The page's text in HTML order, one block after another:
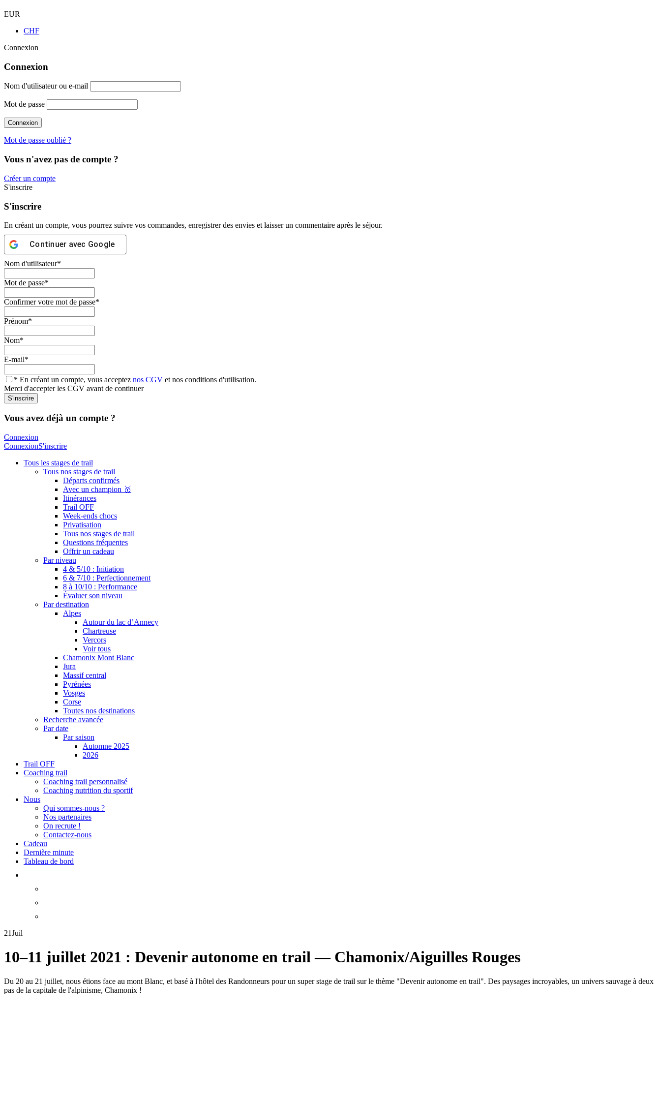
EUR
CHF
Connexion
Connexion
Nom d'utilisateur ou e-mail
Mot de passe
Mot de passe oublié ?
Vous n'avez pas de compte ?
Créer un compte
S'inscrire
S'inscrire
En créant un compte, vous pourrez suivre vos commandes, enregistrer des envies et laisser un commentaire après le séjour.
Continuer avec Google
Nom d'utilisateur*
Mot de passe*
Confirmer votre mot de passe*
Prénom*
Nom*
E-mail*
* En créant un compte, vous acceptez nos CGV et nos conditions d'utilisation.
Merci d'accepter les CGV avant de continuer
Vous avez déjà un compte ?
Connexion
ConnexionS'inscrire
Tous les stages de trail
Tous nos stages de trail
Départs confirmés
Avec un champion 🥇
Itinérances
Trail OFF
Week-ends chocs
Privatisation
Tous nos stages de trail
Questions fréquentes
Offrir un cadeau
Par niveau
4 & 5/10 : Initiation
6 & 7/10 : Perfectionnement
8 à 10/10 : Performance
Évaluer son niveau
Par destination
Alpes
Autour du lac d’Annecy
Chartreuse
Vercors
Voir tous
Chamonix Mont Blanc
Jura
Massif central
Pyrénées
Vosges
Corse
Toutes nos destinations
Recherche avancée
Par date
Par saison
Automne 2025
2026
Trail OFF
Coaching trail
Coaching trail personnalisé
Coaching nutrition du sportif
Nous
Qui sommes-nous ?
Nos partenaires
On recrute !
Contactez-nous
Cadeau
Dernière minute
Tableau de bord
21Juil
10–11 juillet 2021 : Devenir autonome en trail — Chamonix/Aiguilles Rouges
Du 20 au 21 juillet, nous étions face au mont Blanc, et basé à l'hôtel des Randonneurs pour un super stage de trail sur le thème "Devenir autonome en trail". Des paysages incroyables, un univers sauvage à deux
pas de la capitale de l'alpinisme, Chamonix !